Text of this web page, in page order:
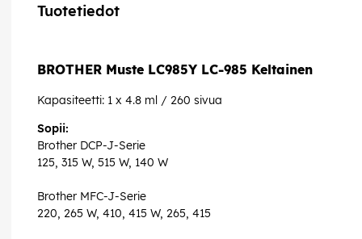
Tuotetiedot
BROTHER Muste LC985Y LC-985 Keltainen
Kapasiteetti: 1 x 4.8 ml / 260 sivua
Sopii:
Brother DCP-J-Serie
125, 315 W, 515 W, 140 W
Brother MFC-J-Serie
220, 265 W, 410, 415 W, 265, 415